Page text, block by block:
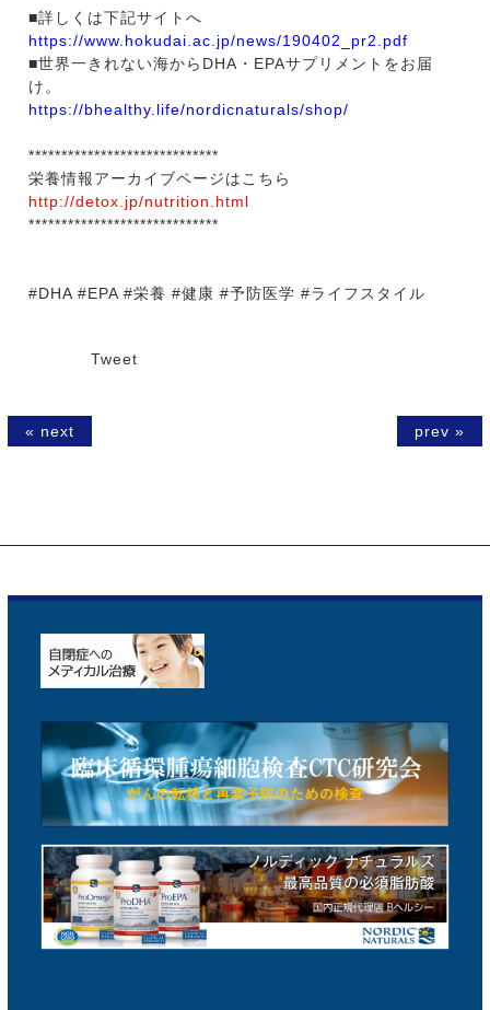
■詳しくは下記サイトへ
https://www.hokudai.ac.jp/news/190402_pr2.pdf
■世界一きれない海からDHA・EPAサプリメントをお届
け。
https://bhealthy.life/nordicnaturals/shop/
*****************************
栄養情報アーカイブページはこちら
http://detox.jp/nutrition.html
*****************************
#DHA #EPA #栄養 #健康 #予防医学 #ライフスタイル
Tweet
« next prev »